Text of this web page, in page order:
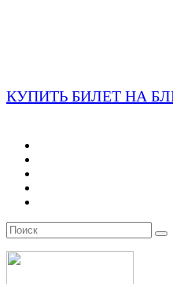
КУПИТЬ БИЛЕТ НА